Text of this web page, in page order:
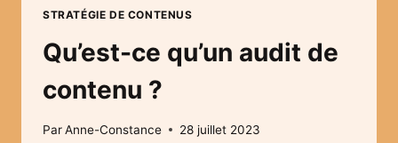
STRATÉGIE DE CONTENUS
Qu’est-ce qu’un audit de
contenu ?
ParAnne-Constance 28 juillet 2023